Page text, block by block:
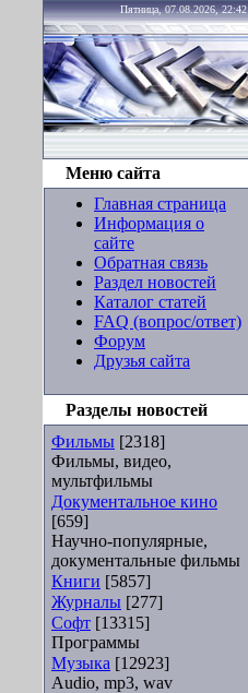
Пятница, 07.08.2026, 22:42
Меню сайта
Главная страница
Информация о
сайте
Обратная связь
Раздел новостей
Каталог статей
FAQ (вопрос/ответ)
Форум
Друзья сайта
Разделы новостей
Фильмы [2318]
Фильмы, видео,
мультфильмы
Документальное кино
[659]
Научно-популярные,
документальные фильмы
Книги [5857]
Журналы [277]
Софт [13315]
Программы
Музыка [12923]
Audio, mp3, wav